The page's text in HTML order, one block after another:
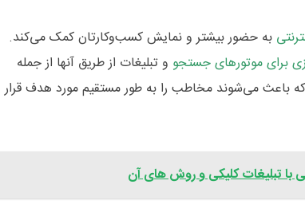
به حضور بیشتر و نمایش کسب‌و‌کارتان کمک می‌کند.
برای موتورهای جستجو و تبلیغات از طریق آنها از جمله
باعث می‌شوند مخاطب را به طور مستقیم مورد هدف قرار
با تبلیغات کلیکی و روش های آن